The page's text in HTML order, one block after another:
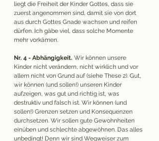
liegt die Freiheit der Kinder Gottes, dass sie
zuerst angenommen sind, damit sie von dort
aus durch Gottes Gnade wachsen und reifen
dürfen. Ich gäbe viel, dass solche Momente
mehr vorkämen.
Nr. 4 - Abhängigkeit. Wir können unsere
Kinder nicht verändern, nicht wirklich und vor
allem nicht von Grund auf (siehe These 2). Gut,
wir können (und sollen!) unseren Kinder
aufzeigen, was gut und richtig ist, was
destruktiv und falsch ist. Wir können (und
sollen!) Grenzen setzen und Konsequenzen
durchsetzen. Wir sollen gute Gewohnheiten
einüben und schlechte abgewöhnen. Das alles
unbedingt! Denn wir sind Wegweiser zum